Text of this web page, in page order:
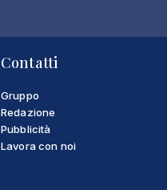
Contatti
Gruppo
Redazione
Pubblicità
Lavora con noi